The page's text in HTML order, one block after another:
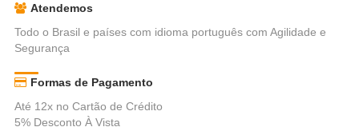
Atendemos
Todo o Brasil e países com idioma português com Agilidade e
Segurança
Formas de Pagamento
Até 12x no Cartão de Crédito
5% Desconto À Vista